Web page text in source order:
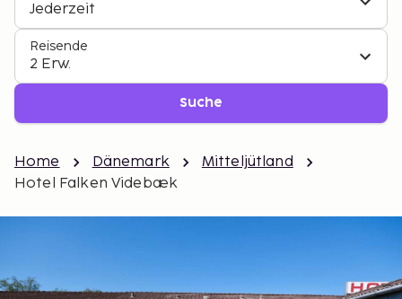
Jederzeit
Reisende
2 Erw.
Suche
Home Dänemark
Mitteljütland
Hotel Falken Videbæk